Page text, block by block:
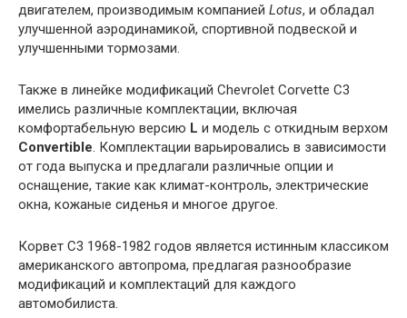
двигателем, производимым компанией Lotus, и обладал
улучшенной аэродинамикой, спортивной подвеской и
улучшенными тормозами.
Также в линейке модификаций Chevrolet Corvette C3
имелись различные комплектации, включая
комфортабельную версию L и модель с откидным верхом
Convertible. Комплектации варьировались в зависимости
от года выпуска и предлагали различные опции и
оснащение, такие как климат-контроль, электрические
окна, кожаные сиденья и многое другое.
Корвет C3 1968-1982 годов является истинным классиком
американского автопрома, предлагая разнообразие
модификаций и комплектаций для каждого
автомобилиста.